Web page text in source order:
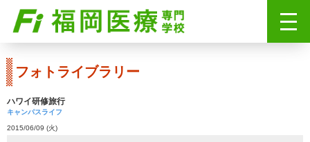
フォトライブラリー
ハワイ研修旅行
キャンパスライフ
2015/06/09 (火)